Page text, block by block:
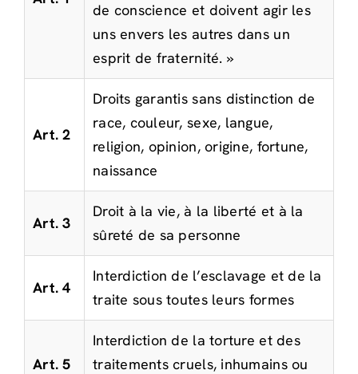
de conscience et doivent agir les
uns envers les autres dans un
esprit de fraternité. »
Art. 2
Droits garantis sans distinction de
race, couleur, sexe, langue,
religion, opinion, origine, fortune,
naissance
Art. 3
Droit à la vie, à la liberté et à la
sûreté de sa personne
Art. 4
Interdiction de l’esclavage et de la
traite sous toutes leurs formes
Art. 5
Interdiction de la torture et des
traitements cruels, inhumains ou